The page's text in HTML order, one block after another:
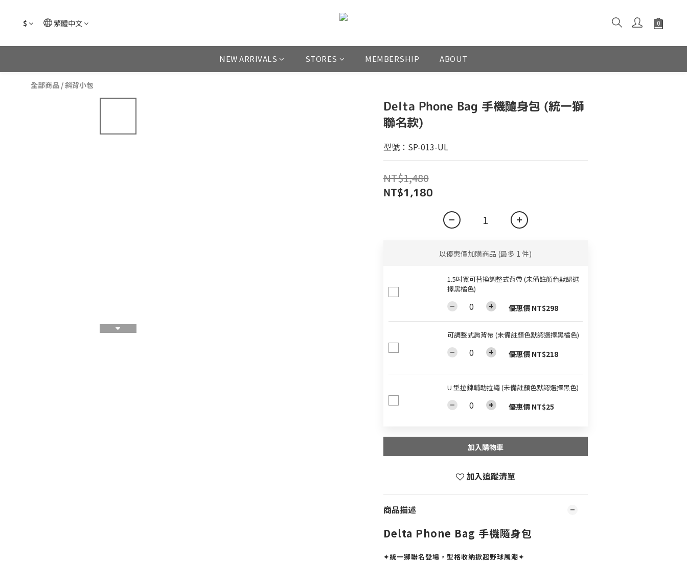
$ 繁體中文
NEW ARRIVALS STORES MEMBERSHIP ABOUT
全部商品 /斜背小包
Delta Phone Bag 手機隨身包 (統一獅
聯名款)
型號：SP-013-UL
NT$1,480
NT$1,180
以優惠價加購商品 (最多 1 件)
1.5吋寬可替換調整式背帶 (未備註顏色默認選
擇黑橘色)
優惠價 NT$298
可調整式肩背帶 (未備註顏色默認選擇黑橘色)
優惠價 NT$218
U 型拉鍊輔助拉繩 (未備註顏色默認選擇黑色)
優惠價 NT$25
加入購物車
加入追蹤清單
商品描述
Delta Phone Bag 手機隨身包
✦統一獅聯名登場，型格收納掀起野球風潮✦